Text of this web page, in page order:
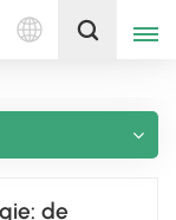
Nederlands
de